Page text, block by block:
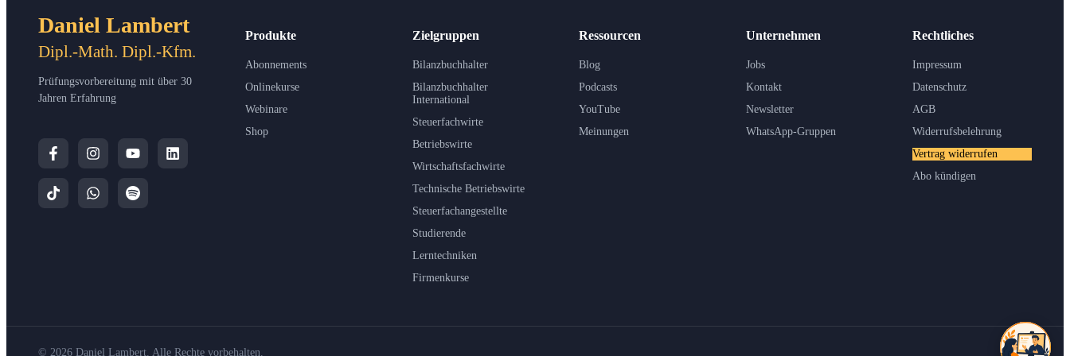
Daniel Lambert
Dipl.-Math. Dipl.-Kfm.
Prüfungsvorbereitung mit über 30
Jahren Erfahrung
Produkte
Abonnements
Onlinekurse
Webinare
Shop
Zielgruppen
Bilanzbuchhalter
Bilanzbuchhalter
International
Steuerfachwirte
Betriebswirte
Wirtschaftsfachwirte
Technische Betriebswirte
Steuerfachangestellte
Studierende
Lerntechniken
Firmenkurse
Ressourcen
Blog
Podcasts
YouTube
Meinungen
Unternehmen
Jobs
Kontakt
Newsletter
WhatsApp-Gruppen
Rechtliches
Impressum
Datenschutz
AGB
Widerrufsbelehrung
Vertrag widerrufen
Abo kündigen
© 2026 Daniel Lambert. Alle Rechte vorbehalten.